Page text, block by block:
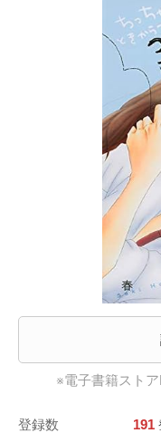
※電子書籍スト
登録数 191